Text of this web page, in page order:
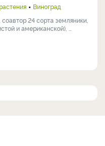
Виноград
24 сорта земляники,
и американской), ...